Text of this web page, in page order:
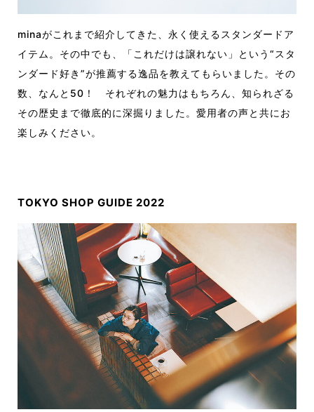
minaがこれまで紹介してきた、永く使えるスタンダードア
イテム。その中でも、「これだけは譲れない」という“スタ
ンダード好き”が推薦する逸品を教えてもらいました。その
数、なんと50！ それぞれの魅力はもちろん、知られざる
その歴史まで徹底的に深掘りました。愛用者の声と共にお
楽しみください。
TOKYO SHOP GUIDE 2022